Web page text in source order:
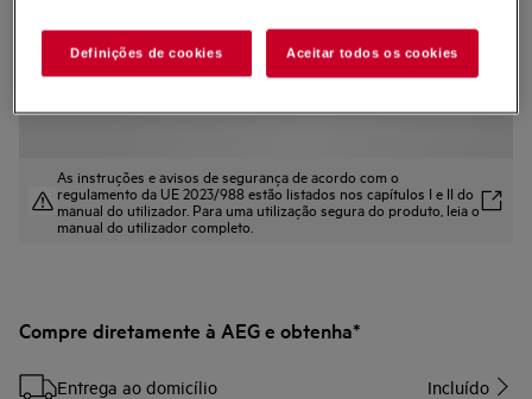
As instruções e avisos de segurança de acordo com o
regulamento da UE 2023/988 estão listados nos capítulos I e II do
manual do utilizador. Para uma utilização segura do produto, leia o
manual do utilizador completo.
Compre diretamente à AEG e obtenha*
Entrega ao domicílio Incluído
Definições de cookies Aceitar todos os cookies